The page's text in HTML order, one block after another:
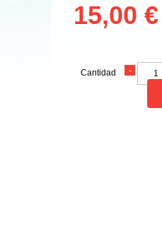
15,00 €
Cantidad